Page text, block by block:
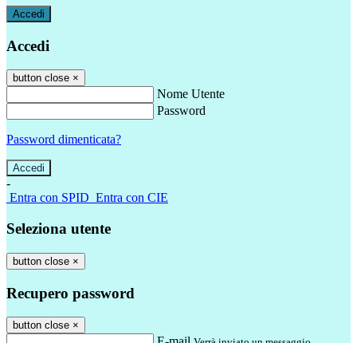
Accedi
Accedi
button close ×
Nome Utente
Password
Password dimenticata?
-
Entra con SPID Entra con CIE
Seleziona utente
button close ×
Recupero password
button close ×